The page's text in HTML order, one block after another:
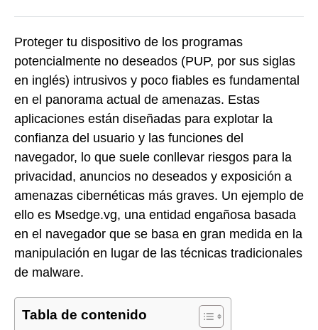
Proteger tu dispositivo de los programas
potencialmente no deseados (PUP, por sus siglas
en inglés) intrusivos y poco fiables es fundamental
en el panorama actual de amenazas. Estas
aplicaciones están diseñadas para explotar la
confianza del usuario y las funciones del
navegador, lo que suele conllevar riesgos para la
privacidad, anuncios no deseados y exposición a
amenazas cibernéticas más graves. Un ejemplo de
ello es Msedge.vg, una entidad engañosa basada
en el navegador que se basa en gran medida en la
manipulación en lugar de las técnicas tradicionales
de malware.
Tabla de contenido